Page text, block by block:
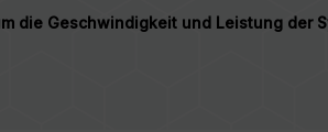
die Geschwindigkeit und Leistung der